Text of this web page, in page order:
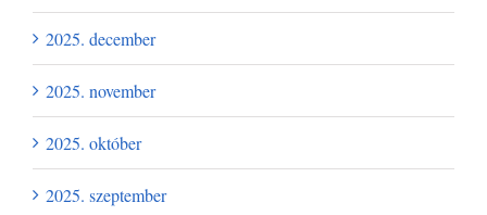
2025. december
2025. november
2025. október
2025. szeptember